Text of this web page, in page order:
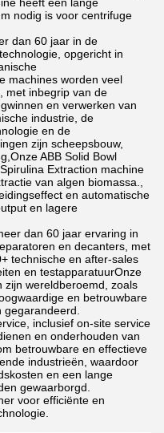
nodig is voor centrifuge
dan 60 jaar in de
opgericht in
machines worden veel
met inbegrip van de
en verwerken van
industrie, de
en de
zijn scheepsbouw,
ABB Solid Bowl
Extraction machine
van algen biomassa.,
en automatische
en lagere
dan 60 jaar ervaring in
en decanters, met
technische en after-sales
en testapparatuurOnze
zijn wereldberoemd, zoals
en betrouwbare
inclusief on-site service
en onderhouden van
betrouwbare en effectieve
industrieën, waardoor
en een lange
gewaarborgd.
voor efficiënte en